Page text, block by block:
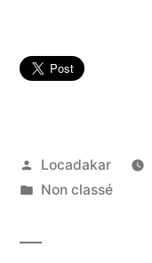
Publié
par
Locadakar
Publié
Non classé